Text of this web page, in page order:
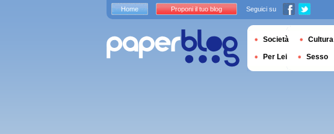
Home Proponi il tuo blog Seguici su
Società Cultura
Per Lei Sesso